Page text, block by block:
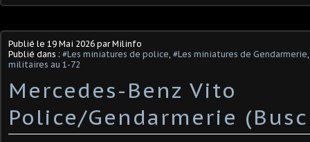
Publié le 19 Mai 2026 par Milinfo
Publié dans : #Les miniatures de police, #Les miniatures de Gendarmerie
militaires au 1-72
Mercedes-Benz Vito
Police/Gendarmerie